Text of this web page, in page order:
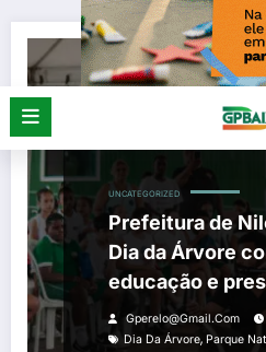
UNCATEGORIZED
Prefeitura de
Dia da Árvore
educação e
Parque Natural
Gperelo@gmail.com
Dia Da Árvore, Parque